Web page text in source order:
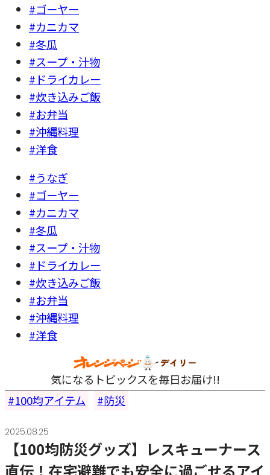
#ゴーヤー
#カニカマ
#冬瓜
#スープ・汁物
#ドライカレー
#炊き込みご飯
#お弁当
#沖縄料理
#洋食
#うなぎ
#ゴーヤー
#カニカマ
#冬瓜
#スープ・汁物
#ドライカレー
#炊き込みご飯
#お弁当
#沖縄料理
#洋食
気になるトピックスを毎日お届け!!
100均アイテム
防災
2025.08.25
【100均防災グッズ】レスキューナース
直伝！在宅避難でも安全に過ごせるアイ